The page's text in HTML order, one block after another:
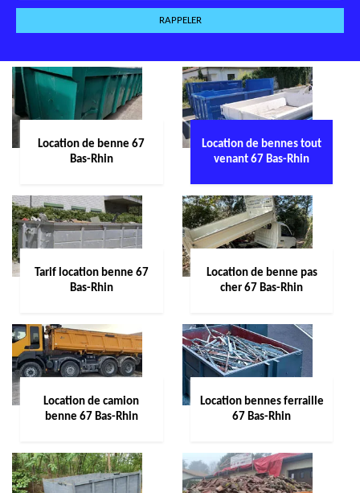
Location de benne 67
Bas-Rhin
Location de bennes tout
venant 67 Bas-Rhin
Tarif location benne 67
Bas-Rhin
Location de benne pas
cher 67 Bas-Rhin
Location de camion
benne 67 Bas-Rhin
Location bennes ferraille
67 Bas-Rhin